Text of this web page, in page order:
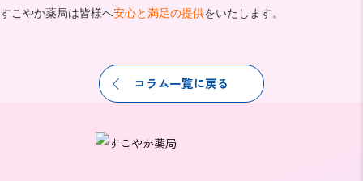
すこやか薬局は皆様へ安心と満足の提供をいたします。
コラム一覧に戻る